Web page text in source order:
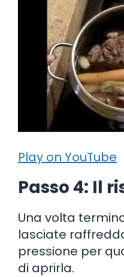
Play on YouTube
Passo 4: Il
Una volta
lasciate
pressione per
di aprirla.